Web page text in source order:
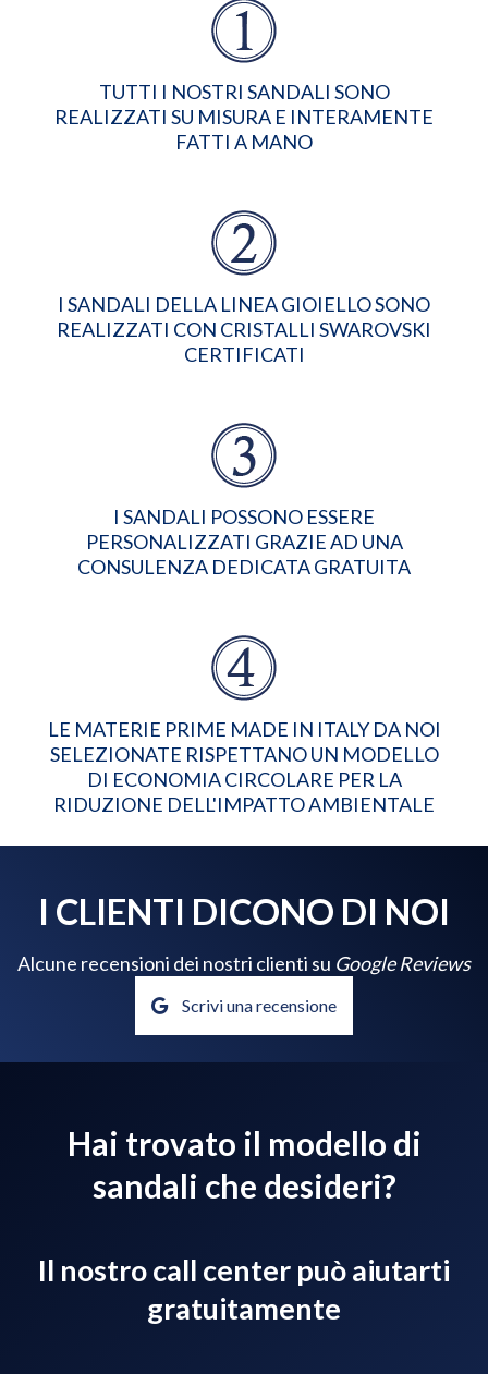
TUTTI I NOSTRI SANDALI SONO
REALIZZATI SU MISURA E INTERAMENTE
FATTI A MANO
I SANDALI DELLA LINEA GIOIELLO SONO
REALIZZATI CON CRISTALLI SWAROVSKI
CERTIFICATI
I SANDALI POSSONO ESSERE
PERSONALIZZATI GRAZIE AD UNA
CONSULENZA DEDICATA GRATUITA
LE MATERIE PRIME MADE IN ITALY DA NOI
SELEZIONATE RISPETTANO UN MODELLO
DI ECONOMIA CIRCOLARE PER LA
RIDUZIONE DELL'IMPATTO AMBIENTALE
I CLIENTI DICONO DI NOI
Alcune recensioni dei nostri clienti su Google Reviews
Scrivi una recensione
Hai trovato il modello di
sandali che desideri?
Il nostro call center può aiutarti
gratuitamente